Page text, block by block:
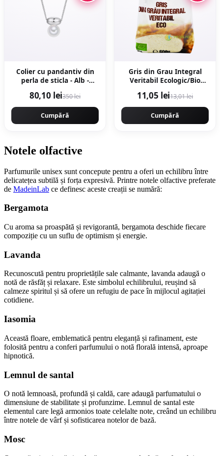
Colier cu pandantiv din
perla de sticla - Alb -
80,10 lei350 lei
Cumpără
Gris din Grau Integral
Veritabil Ecologic/Bio
11,05 lei13,01 lei
Cumpără
Notele olfactive
Parfumurile unisex sunt concepute pentru a oferi un echilibru între
delicatețea subtilă și forța expresivă. Printre notele olfactive preferate
de MadeinLab ce definesc aceste creații se numără:
Bergamota
Cu aroma sa proaspătă și revigorantă, bergamota deschide fiecare
compoziție cu un suflu de optimism și energie.
Lavanda
Recunoscută pentru proprietățile sale calmante, lavanda adaugă o
notă de răsfăț și relaxare. Este simbolul echilibrului, reușind să
calmeze spiritul și să ofere un refugiu de pace în mijlocul agitației
cotidiene.
Iasomia
Această floare, emblematică pentru eleganță și rafinament, este
folosită pentru a conferi parfumului o notă florală intensă, aproape
hipnotică.
Lemnul de santal
O notă lemnoasă, profundă și caldă, care adaugă parfumatului o
dimensiune de stabilitate și profunzime. Lemnul de santal este
elementul care legă armonios toate celelalte note, creând un echilibru
între notele de vârf și sofisticarea notelor de bază.
Mosc